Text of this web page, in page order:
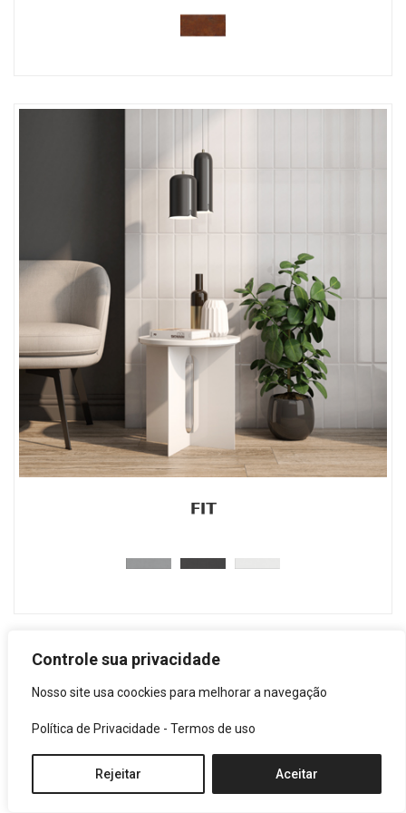
Controle sua privacidade
Nosso site usa coockies para melhorar a navegação
Política de Privacidade - Termos de uso
Rejeitar Aceitar
FIT